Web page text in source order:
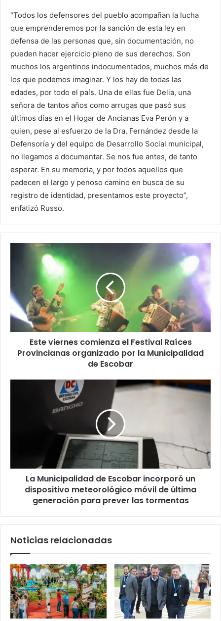
“Todos los defensores del pueblo acompañan la lucha
que emprenderemos por la sanción de esta ley en
defensa de las personas que, sin documentación, no
pueden hacer ejercicio pleno de sus derechos. Son
muchos los argentinos indocumentados, muchos más de
los que podemos imaginar. Y los hay de todas las
edades, por todo el país. Una de ellas fue Delia, una
señora de tantos años como arrugas que pasó sus
últimos días en el Hogar de Ancianas Eva Perón y a
quien, pese al esfuerzo de la Dra. Fernández desde la
Defensoría y del equipo de Desarrollo Social municipal,
no llegamos a documentar. Se nos fue antes, de tanto
esperar. En su memoria, y por todos aquellos que
padecen el largo y penoso camino en busca de su
registro de identidad, presentamos este proyecto”,
enfatizó Russo.
Este viernes comienza el Festival Raíces
Provincianas organizado por la Municipalidad
de Escobar
La Municipalidad de Escobar incorporó un
dispositivo meteorológico móvil de última
generación para prever las tormentas
Noticias relacionadas